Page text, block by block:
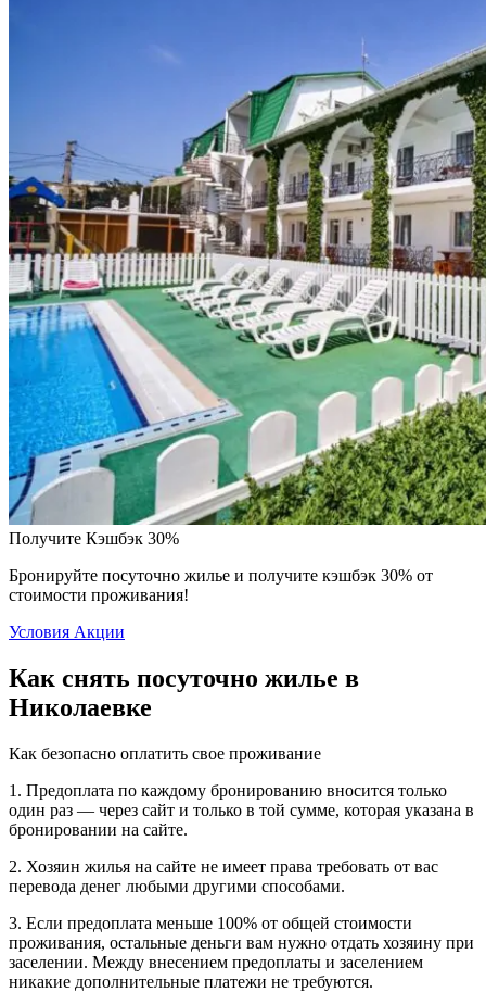
Получите Кэшбэк 30%
Бронируйте посуточно жилье и получите кэшбэк 30% от
стоимости проживания!
Условия Акции
Как снять посуточно жилье в
Николаевке
Как безопасно оплатить свое проживание
1. Предоплата по каждому бронированию вносится только
один раз — через сайт и только в той сумме, которая указана в
бронировании на сайте.
2. Хозяин жилья на сайте не имеет права требовать от вас
перевода денег любыми другими способами.
3. Если предоплата меньше 100% от общей стоимости
проживания, остальные деньги вам нужно отдать хозяину при
заселении. Между внесением предоплаты и заселением
никакие дополнительные платежи не требуются.